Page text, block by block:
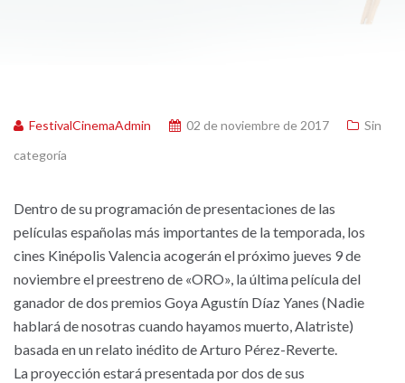
FestivalCinemaAdmin 02 de noviembre de 2017
Sin
categoría
Dentro de su programación de presentaciones de las
películas españolas más importantes de la temporada, los
cines Kinépolis Valencia acogerán el próximo jueves 9 de
noviembre el preestreno de «ORO», la última película del
ganador de dos premios Goya Agustín Díaz Yanes (Nadie
hablará de nosotras cuando hayamos muerto, Alatriste)
basada en un relato inédito de Arturo Pérez-Reverte.
La proyección estará presentada por dos de sus